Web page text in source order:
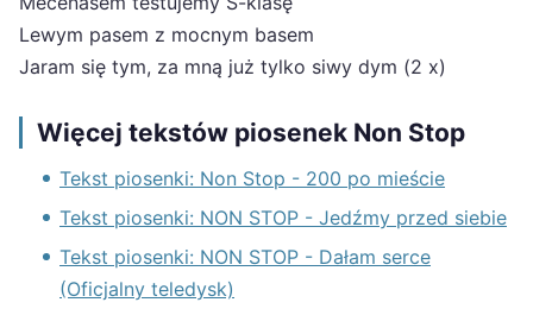
Lewym pasem z mocnym basem
Jaram się tym, za mną już tylko siwy dym (2 x)
Więcej tekstów piosenek Non Stop
Tekst piosenki: Non Stop - 200 po mieście
Tekst piosenki: NON STOP - Jedźmy przed siebie
Tekst piosenki: NON STOP - Dałam serce
(Oficjalny teledysk)